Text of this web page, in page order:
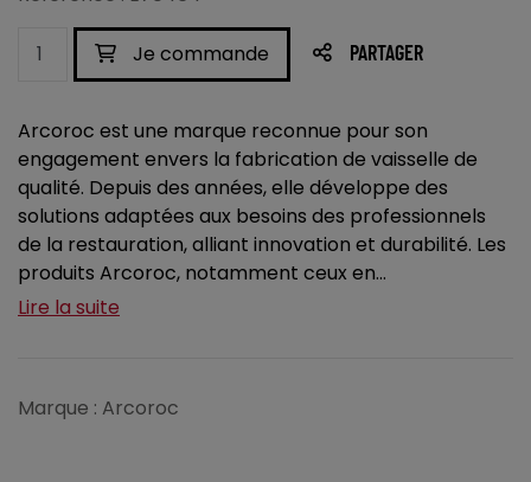
Je commande PARTAGER
Arcoroc est une marque reconnue pour son
engagement envers la fabrication de vaisselle de
qualité. Depuis des années, elle développe des
solutions adaptées aux besoins des professionnels
de la restauration, alliant innovation et durabilité. Les
produits Arcoroc, notamment ceux en...
Lire la suite
Marque : Arcoroc